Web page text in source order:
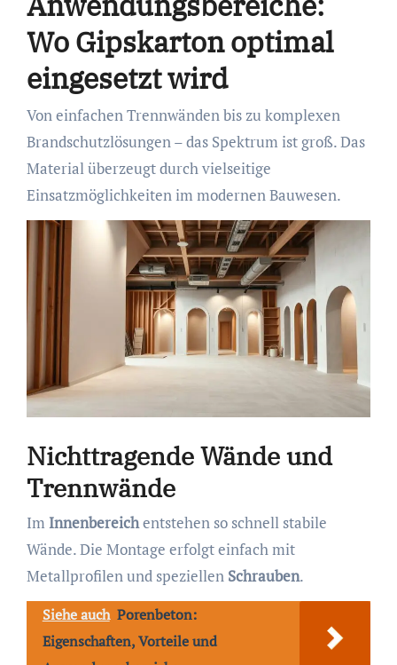
Wo Gipskarton optimal
eingesetzt wird
Von einfachen Trennwänden bis zu komplexen
Brandschutzlösungen – das Spektrum ist groß. Das
Material überzeugt durch vielseitige
Einsatzmöglichkeiten im modernen Bauwesen.
Nichttragende Wände und
Trennwände
ImInnenbereichentstehen so schnell stabile
Wände. Die Montage erfolgt einfach mit
Metallprofilen und speziellen Schrauben.
Siehe auch Porenbeton:
Eigenschaften, Vorteile und